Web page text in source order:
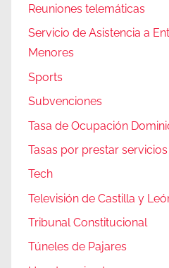
Reuniones telemáticas
Servicio de Asistencia a
Menores
Sports
Subvenciones
Tasa de Ocupación
Tasas por prestar
Tech
Televisión de Castilla y
Tribunal Constitucional
Túneles de Pajares